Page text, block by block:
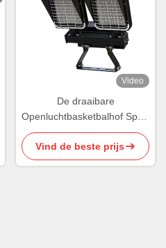
Video
De draaibare
Openluchtbasketbalhof Sport
Lichte IK08 van de
Lichten600w Hoge Macht
Vind de beste prijs